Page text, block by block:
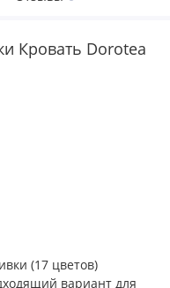
Кровать Dorotea
(17 цветов)
вариант для